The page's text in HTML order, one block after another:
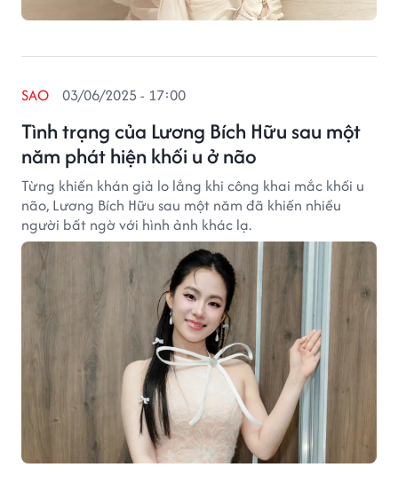
Tình trạng của Lương Bích Hữu sau một
năm phát hiện khối u ở não
SAO 03/06/2025 - 17:00
Từng khiến khán giả lo lắng khi công khai mắc khối u
não, Lương Bích Hữu sau một năm đã khiến nhiều
người bất ngờ với hình ảnh khác lạ.